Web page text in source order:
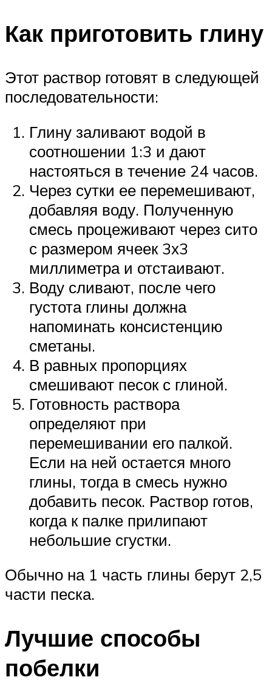
Как приготовить глину
Этот раствор готовят в следующей
последовательности:
Глину заливают водой в
соотношении 1:3 и дают
настояться в течение 24 часов.
Через сутки ее перемешивают,
добавляя воду. Полученную
смесь процеживают через сито
с размером ячеек 3х3
миллиметра и отстаивают.
Воду сливают, после чего
густота глины должна
напоминать консистенцию
сметаны.
В равных пропорциях
смешивают песок с глиной.
Готовность раствора
определяют при
перемешивании его палкой.
Если на ней остается много
глины, тогда в смесь нужно
добавить песок. Раствор готов,
когда к палке прилипают
небольшие сгустки.
Обычно на 1 часть глины берут 2,5
части песка.
Лучшие способы
побелки